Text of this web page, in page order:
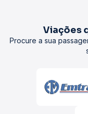
Viações
Procure a sua